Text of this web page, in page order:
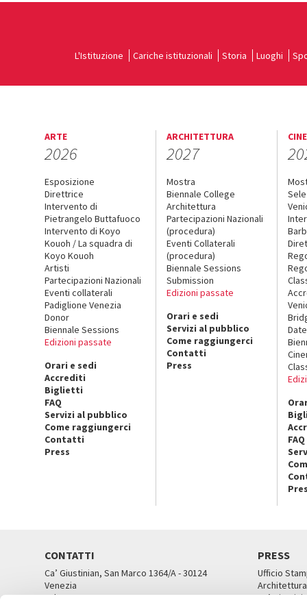
L'Istituzione Cariche istituzionali Storia Luoghi
ARTE
2026
Esposizione
Direttrice
Intervento di
Pietrangelo Buttafuoco
Intervento di Koyo
Kouoh / La squadra di
Koyo Kouoh
Artisti
Partecipazioni Nazionali
Eventi collaterali
Padiglione Venezia
Donor
Biennale Sessions
Edizioni passate
Orari e sedi
Accrediti
Biglietti
FAQ
Servizi al pubblico
Come raggiungerci
Contatti
Press
ARCHITETTURA
2027
Mostra
Biennale College
Architettura
Partecipazioni Nazionali
(procedura)
Eventi Collaterali
(procedura)
Biennale Sessions
Submission
Edizioni passate
Orari e sedi
Servizi al pubblico
Come raggiungerci
Contatti
Press
FAQ
CONTATTI
Ca’ Giustinian, San Marco 1364/A - 30124
Venezia
Tel. 041 5218711
PRESS
Ufficio
Architettura
Ca’